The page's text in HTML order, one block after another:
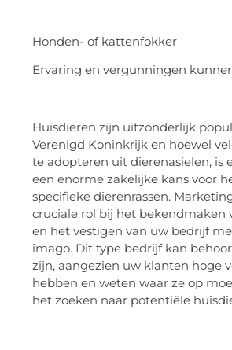
Honden- of kattenfokker
Ervaring en vergunningen
Huisdieren zijn uitzonderlijk
Verenigd Koninkrijk en hoewel
te adopteren uit dierenasielen, is
een enorme zakelijke kans voor
specifieke dierenrassen.
cruciale rol bij het bekendmaken
en het vestigen van uw bedrijf
imago. Dit type bedrijf kan
zijn, aangezien uw klanten hoge
hebben en weten waar ze op
het zoeken naar potentiële